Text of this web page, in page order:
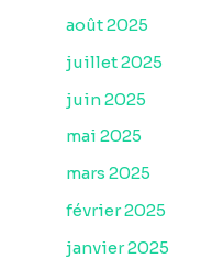
août 2025
juillet 2025
juin 2025
mai 2025
mars 2025
février 2025
janvier 2025